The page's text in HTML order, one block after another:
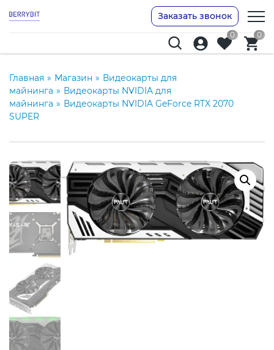
Заказать звонок
0 0
Главная » Магазин » Видеокарты для
майнинга » Видеокарты NVIDIA для
майнинга » Видеокарты NVIDIA GeForce RTX 2070
SUPER